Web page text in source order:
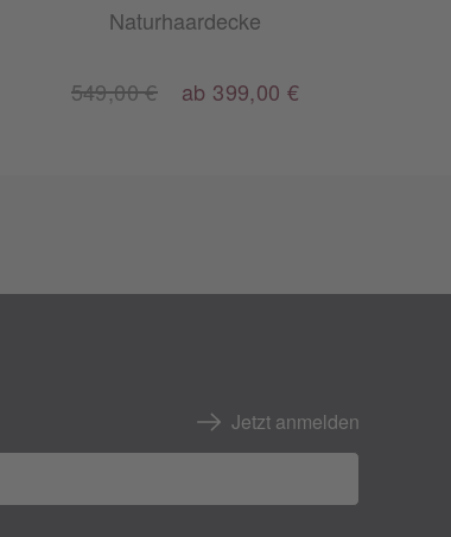
Naturhaardecke
549,00 € ab 399,00 €
Jetzt anmelden